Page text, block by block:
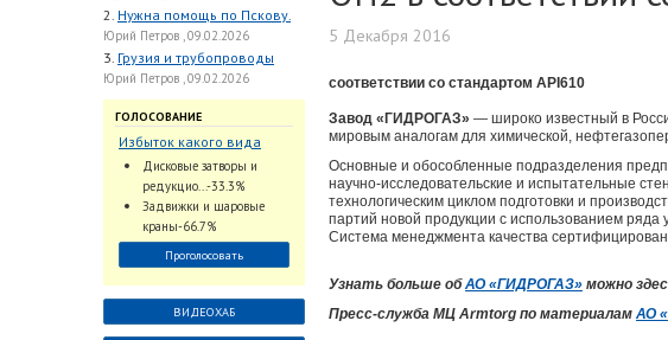
2. Нужна помощь по Пскову.
Юрий Петров , 09.02.2026
3. Грузия и трубопроводы
Юрий Петров , 09.02.2026
ГОЛОСОВАНИЕ
Избыток какого вида
трубопроводной
арматуры наблюдается
на Российском рынке с
2024 по 2026 годы?
Дисковые затворы и
редукцио...-33.3%
Задвижки и шаровые
краны-66.7%
Проголосовать
ВИДЕОХАБ
5 Декабря 2016
соответствии со стандартом API610
Завод «ГИДРОГАЗ» — широко известный в
мировым аналогам для химической,
Основные и обособленные подразделения
научно-исследовательские и испытательные
технологическим циклом подготовки и
партий новой продукции с использованием ряда
Система менеджмента качества
Узнать больше обАО «ГИДРОГАЗ» можно
Пресс-служба МЦ Armtorg по материалам АО